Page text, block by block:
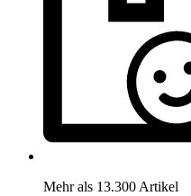
Mehr als 13.300 Artikel